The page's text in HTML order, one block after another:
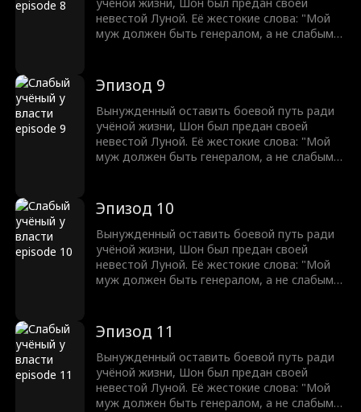
суждено править.
учёной жизни, Шон был предан своей
невестой Луной. Её жестокие слова: "Мой
муж должен быть генералом, а не слабым
Оставив учёную жизнь позади, он восстаёт
из пепла, чтобы завоевать землю и вернуть
свою судьбу легендарного генерала. Никто
не может остановить мужчину, которому
суждено править.
Эпизод 9
Вынужденный оставить боевой путь ради
учёной жизни, Шон был предан своей
невестой Луной. Её жестокие слова: "Мой
муж должен быть генералом, а не слабым
Оставив учёную жизнь позади, он восстаёт
из пепла, чтобы завоевать землю и вернуть
свою судьбу легендарного генерала. Никто
не может остановить мужчину, которому
суждено править.
Эпизод 10
Вынужденный оставить боевой путь ради
учёной жизни, Шон был предан своей
невестой Луной. Её жестокие слова: "Мой
муж должен быть генералом, а не слабым
Оставив учёную жизнь позади, он восстаёт
из пепла, чтобы завоевать землю и вернуть
свою судьбу легендарного генерала. Никто
не может остановить мужчину, которому
суждено править.
Эпизод 11
Вынужденный оставить боевой путь ради
учёной жизни, Шон был предан своей
невестой Луной. Её жестокие слова: "Мой
муж должен быть генералом, а не слабым